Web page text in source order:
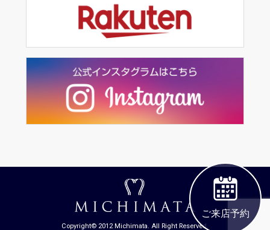
ご来店予約
Copyright© 2012 Michimata. All Right Reserved.